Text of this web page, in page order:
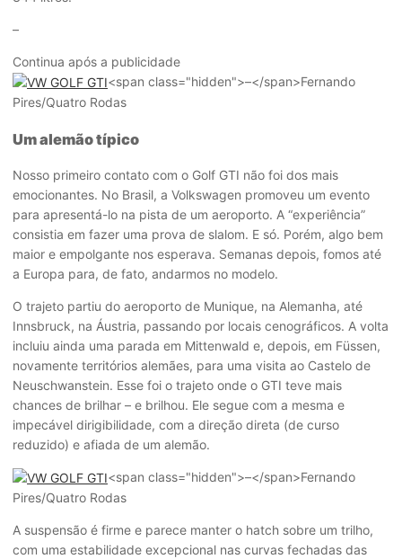
–
Continua após a publicidade
<span class="hidden">–</span>Fernando
Pires/Quatro Rodas
Um alemão típico
Nosso primeiro contato com o Golf GTI não foi dos mais
emocionantes. No Brasil, a Volkswagen promoveu um evento
para apresentá-lo na pista de um aeroporto. A “experiência”
consistia em fazer uma prova de slalom. E só. Porém, algo bem
maior e empolgante nos esperava. Semanas depois, fomos até
a Europa para, de fato, andarmos no modelo.
O trajeto partiu do aeroporto de Munique, na Alemanha, até
Innsbruck, na Áustria, passando por locais cenográficos. A volta
incluiu ainda uma parada em Mittenwald e, depois, em Füssen,
novamente territórios alemães, para uma visita ao Castelo de
Neuschwanstein. Esse foi o trajeto onde o GTI teve mais
chances de brilhar – e brilhou. Ele segue com a mesma e
impecável dirigibilidade, com a direção direta (de curso
reduzido) e afiada de um alemão.
<span class="hidden">–</span>Fernando
Pires/Quatro Rodas
A suspensão é firme e parece manter o hatch sobre um trilho,
com uma estabilidade excepcional nas curvas fechadas das